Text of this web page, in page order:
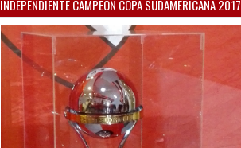
INDEPENDIENTE CAMPEÓN COPA SUDAMERICANA 2017